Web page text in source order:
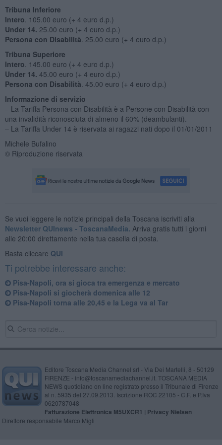
Tribuna Inferiore
Intero . 105.00 euro (+ 4 euro d.p.)
Under 14. 25.00 euro (+ 4 euro d.p.)
Persona con Disabilità . 25.00 euro (+ 4 euro d.p.)
Tribuna Superiore
Intero . 145.00 euro (+ 4 euro d.p.)
Under 14. 45.00 euro (+ 4 euro d.p.)
Persona con Disabilità . 45.00 euro (+ 4 euro d.p.)
Informazione di servizio
– La Tariffa Persona con Disabilità è a Persone con Disabilità con
una invalidità riconosciuta di almeno il 60% (deambulanti).
– La Tariffa Under 14 è riservata ai ragazzi nati dopo il 01/01/2011
Michele Bufalino
© Riproduzione riservata
Se vuoi leggere le notizie principali della Toscana iscriviti alla
Newsletter QUInews - ToscanaMedia. Arriva gratis tutti i giorni
alle 20:00 direttamente nella tua casella di posta.
Basta cliccare QUI
Ti potrebbe interessare anche:
Pisa-Napoli, ora si gioca tra emergenza e mercato
Pisa-Napoli si giocherà domenica alle 12
Pisa-Napoli torna alle 20,45 e la Lega va al Tar
Editore Toscana Media Channel srl - Via Dei Martelli, 8 - 50129
FIRENZE - info@toscanamediachannel.it. TOSCANA MEDIA
NEWS quotidiano on line registrato presso il Tribunale di Firenze
al n. 5935 del 27.09.2013. Iscrizione ROC 22105 - C.F. e P.Iva
0620787048
Fatturazione Elettronica M5UXCR1 | Privacy Nielsen
Direttore responsabile Marco Migli